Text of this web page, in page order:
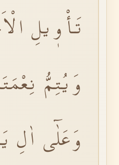
تَأْوٖيلِ
وَيُتِمُّ
وَعَلٰٓى اٰلِ